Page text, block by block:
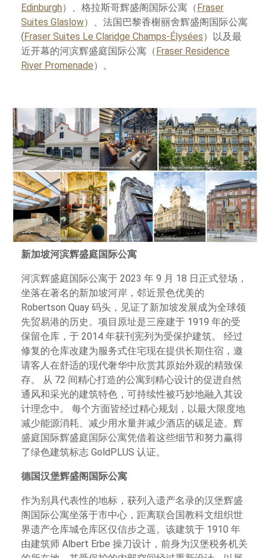
Edinburgh）、格拉斯哥辉盛阁国际公寓（Fraser
Suites Glaslow）、法国巴黎香榭丽舍辉盛阁国际公寓
(Fraser Suites Le Claridge Champs-Élysées）以及最
近开幕的河滨辉盛庭国际公寓（Fraser Residence
River Promenade）。
新加坡河滨辉盛庭国际公寓
河滨辉盛庭国际公寓于 2023 年 9 月 18 日正式登场，
坐落在著名的新加坡河岸，邻近景色优美的
Robertson Quay 码头，见证了新加坡发展成为全球领
先贸易港的历史。项目原址是三座建于 1919 年的受
保留仓库，于 2014 年获刊宪列为受保护建筑。 经过
修复的仓库改建为服务式住宅现在提供长期住宿，邀
请客人在舒适的现代奢华中欣赏其原始外观的精致保
存。 从 72 间精心打造的公寓到精心设计的促进自然
通风和采光的建筑特色，可持续性被巧妙地融入其设
计理念中。 每个方面皆经过精心规划，以最大限度地
减少能源消耗、减少用水量并减少酒店的碳足迹。辉
盛庭国际辉盛庭国际公寓凭借着这些细节和努力赢得
了绿色建筑标志 GoldPLUS 认证。
德国汉堡辉盛阁国际公寓
作为别具代表性的地标，获列入遗产名录的汉堡辉盛
阁国际公寓坐落于市中心，距离联合国教科文组织世
界遗产仓库城仓库区仅信步之遥。该建筑于 1910 年
由建筑师 Albert Erbe 操刀设计，前身为汉堡税务机关